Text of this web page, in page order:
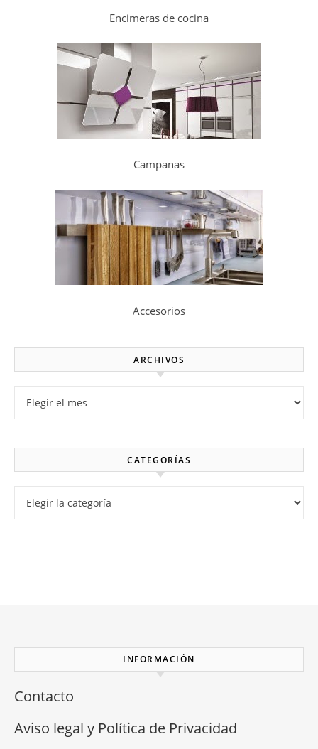
Encimeras de cocina
Campanas
Accesorios
ARCHIVOS
CATEGORÍAS
INFORMACIÓN
Contacto
Aviso legal y Política de Privacidad